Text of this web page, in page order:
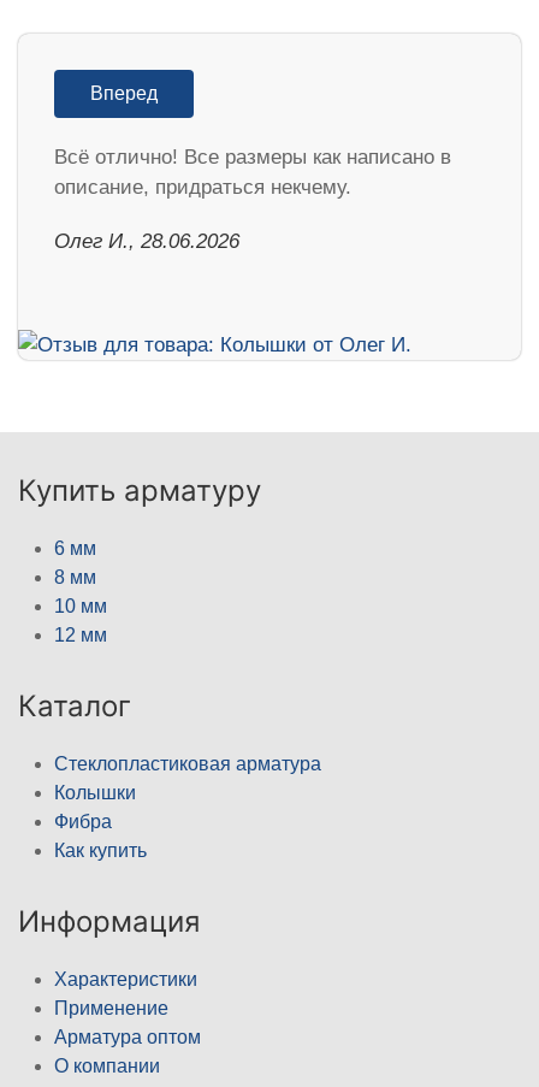
Вперед
Всё отлично! Все размеры как написано в
описание, придраться некчему.
Олег И., 28.06.2026
Купить арматуру
6 мм
8 мм
10 мм
12 мм
Каталог
Стеклопластиковая арматура
Колышки
Фибра
Как купить
Информация
Характеристики
Применение
Арматура оптом
О компании